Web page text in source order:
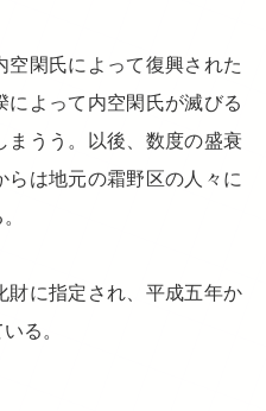
空閑氏によって復興された
によって内空閑氏が滅びる
まうう。以後、数度の盛衰
らは地元の霜野区の人々に
財に指定され、平成五年か
る。